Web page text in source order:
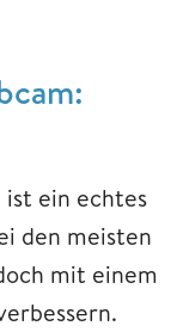
ist ein echtes
den meisten
mit einem